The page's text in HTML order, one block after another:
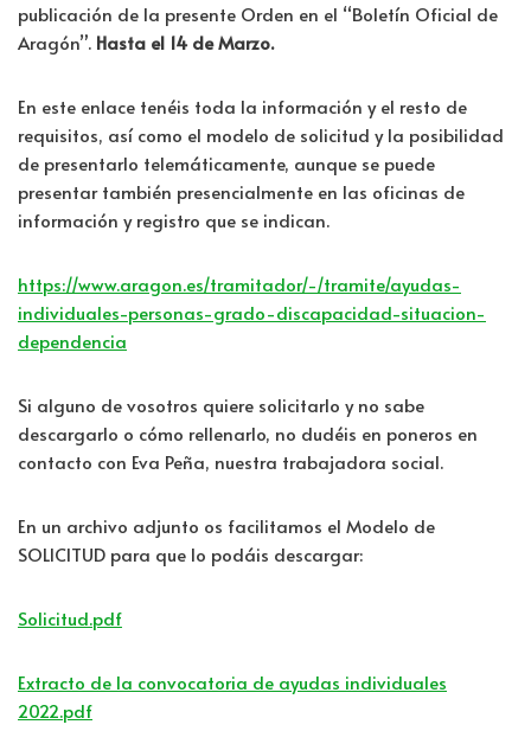
publicación de la presente Orden en el “Boletín Oficial de
Aragón”. Hasta el 14 de Marzo.
En este enlace tenéis toda la información y el resto de
requisitos, así como el modelo de solicitud y la posibilidad
de presentarlo telemáticamente, aunque se puede
presentar también presencialmente en las oficinas de
información y registro que se indican.
https://www.aragon.es/tramitador/-/tramite/ayudas-
individuales-personas-grado-discapacidad-situacion-
dependencia
Si alguno de vosotros quiere solicitarlo y no sabe
descargarlo o cómo rellenarlo, no dudéis en poneros en
contacto con Eva Peña, nuestra trabajadora social.
En un archivo adjunto os facilitamos el Modelo de
SOLICITUD para que lo podáis descargar:
Solicitud.pdf
Extracto de la convocatoria de ayudas individuales
2022.pdf